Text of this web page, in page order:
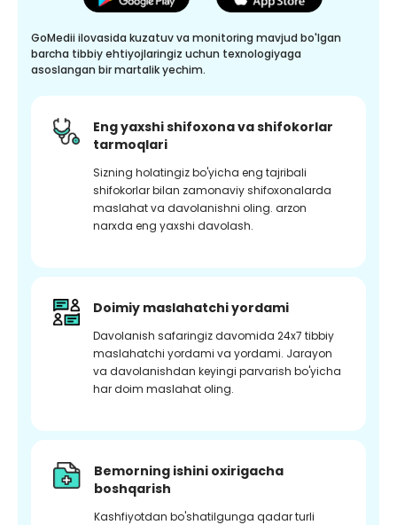
GoMedii ilovasida kuzatuv va monitoring mavjud bo'lgan
barcha tibbiy ehtiyojlaringiz uchun texnologiyaga
asoslangan bir martalik yechim.
Eng yaxshi shifoxona va shifokorlar
tarmoqlari
Sizning holatingiz bo'yicha eng tajribali
shifokorlar bilan zamonaviy shifoxonalarda
maslahat va davolanishni oling. arzon
narxda eng yaxshi davolash.
Doimiy maslahatchi yordami
Davolanish safaringiz davomida 24x7 tibbiy
maslahatchi yordami va yordami. Jarayon
va davolanishdan keyingi parvarish bo'yicha
har doim maslahat oling.
Bemorning ishini oxirigacha
boshqarish
Kashfiyotdan bo'shatilgunga qadar turli